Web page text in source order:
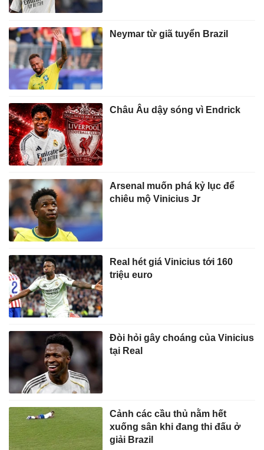
Neymar từ giã tuyển Brazil
Châu Âu dậy sóng vì Endrick
Arsenal muốn phá kỷ lục để
chiêu mộ Vinicius Jr
Real hét giá Vinicius tới 160
triệu euro
Đòi hỏi gây choáng của Vinicius
tại Real
Cảnh các cầu thủ nằm hết
xuống sân khi đang thi đấu ở
giải Brazil